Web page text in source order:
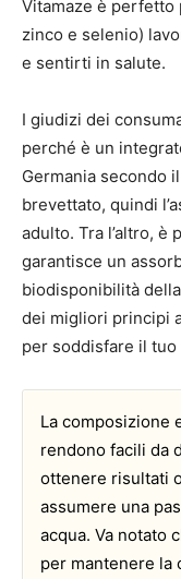
Vitamaze è perfetto
zinco e selenio)
e sentirti in salute.
I giudizi dei
perché è un
Germania secondo
brevettato, quindi
adulto. Tra l’altro, è
garantisce un
biodisponibilità
dei migliori principi
per soddisfare il
La composizione
rendono facili da
ottenere risultati
assumere una
acqua. Va notato
per mantenere la